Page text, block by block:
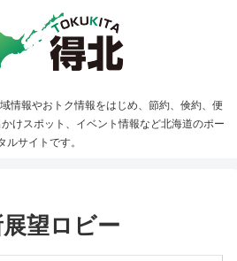
情報やおトク情報をはじめ、節約、倹約、便
けスポット、イベント情報など北海道のポー
ルサイトです。
望ロビー